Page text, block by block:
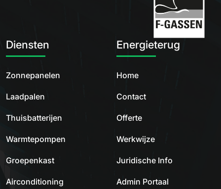
Diensten
Zonnepanelen
Laadpalen
Thuisbatterijen
Warmtepompen
Groepenkast
Airconditioning
Energieterug
Home
Contact
Offerte
Werkwijze
Juridische Info
Admin Portaal